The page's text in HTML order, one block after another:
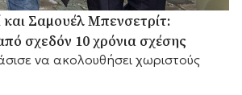
Σαμουέλ Μπενσετρίτ:
σχεδόν 10 χρόνια σχέσης
να ακολουθήσει χωριστούς